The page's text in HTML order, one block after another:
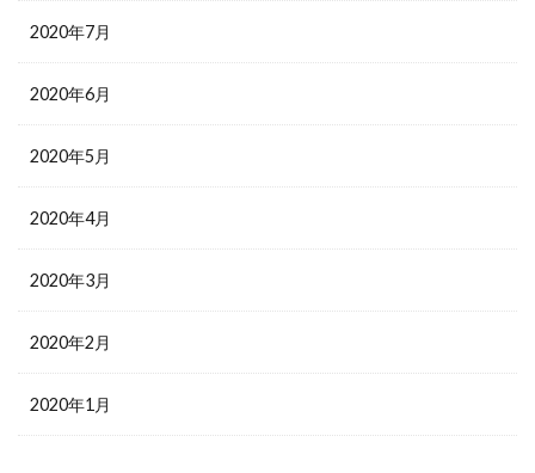
2020年7月
2020年6月
2020年5月
2020年4月
2020年3月
2020年2月
2020年1月